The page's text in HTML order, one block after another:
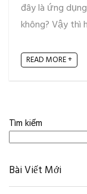
đây là ứng
không? Vậy thì
READ MORE +
Tìm kiếm
Bài Viết Mới